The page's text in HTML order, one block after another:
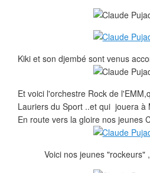
Kiki et son djembé sont venus
Et voici l'orchestre Rock de
Lauriers du Sport ..et qui jouera à
En route vers la gloire nos jeunes
Voici nos jeunes